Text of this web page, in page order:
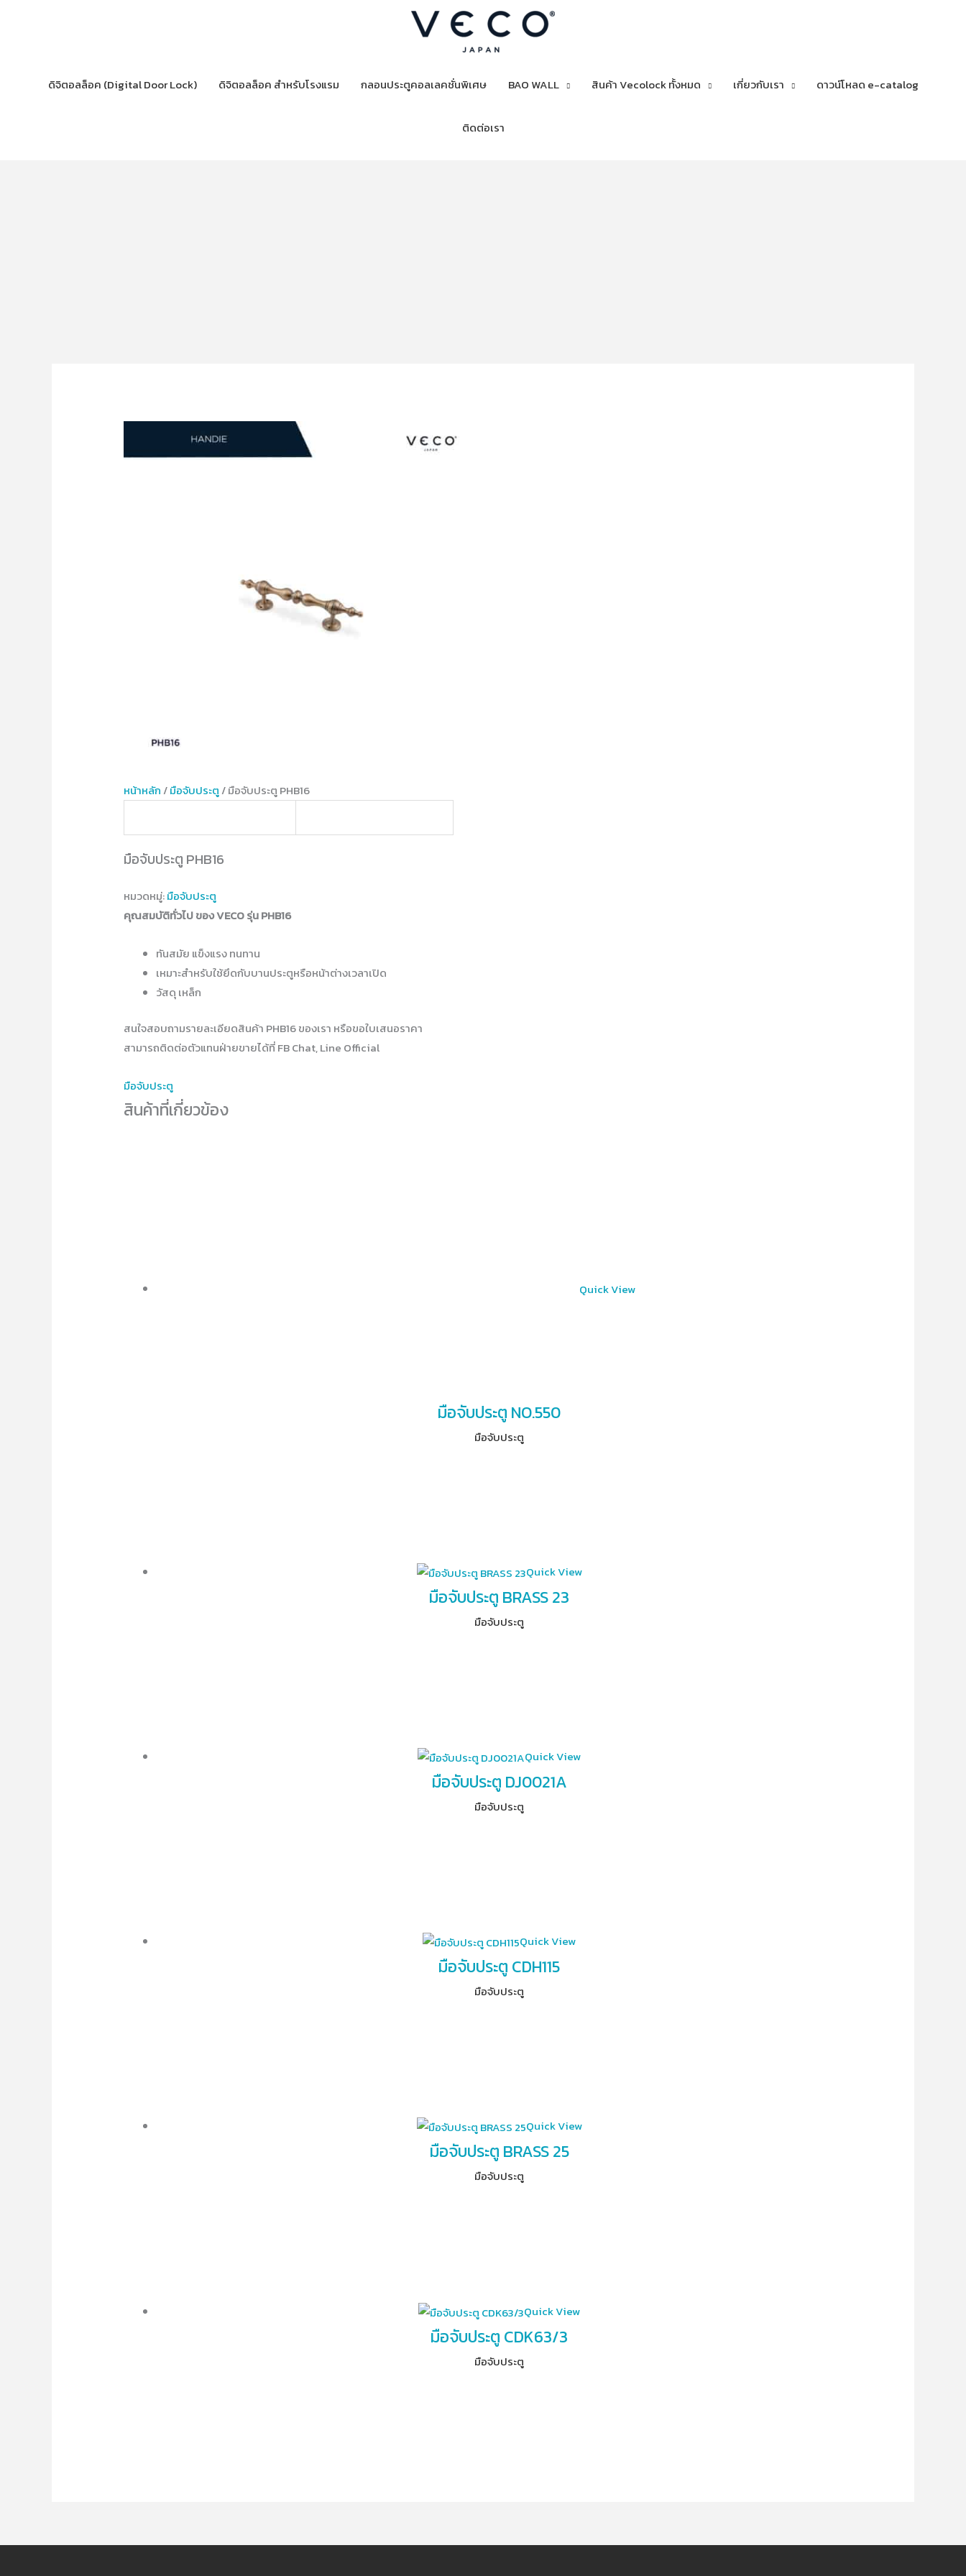
ดิจิตอลล็อค (Digital Door Lock) ดิจิตอลล็อค สำหรับโรงแรม กลอนประตูคอลเลคชั่นพิเศษ BAO WALL สินค้า Vecolock ทั้งหมด เกี่ยวกับเรา ดาวน์โหลด e-catalog
ติดต่อเรา
หน้าหลัก /มือจับประตู / มือจับประตู PHB16
มือจับประตู PHB16
หมวดหมู่:มือจับประตู
คุณสมบัติทั่วไป ของ VECO รุ่น PHB16
ทันสมัย แข็งแรง ทนทาน
เหมาะสำหรับใช้ยึดกับบานประตูหรือหน้าต่างเวลาเปิด
วัสดุ เหล็ก
สนใจสอบถามรายละเอียดสินค้า PHB16 ของเรา หรือขอใบเสนอราคา
สามารถติดต่อตัวแทนฝ่ายขายได้ที่ FB Chat, Line Official
มือจับประตู
สินค้าที่เกี่ยวข้อง
Quick View
มือจับประตู NO.550
มือจับประตู
Quick View
มือจับประตู BRASS 23
มือจับประตู
Quick View
มือจับประตู DJ0021A
มือจับประตู
Quick View
มือจับประตู CDH115
มือจับประตู
Quick View
มือจับประตู BRASS 25
มือจับประตู
Quick View
มือจับประตู CDK63/3
มือจับประตู